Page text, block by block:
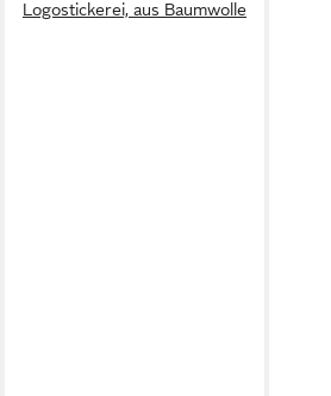
Logostickerei, aus Baumwolle